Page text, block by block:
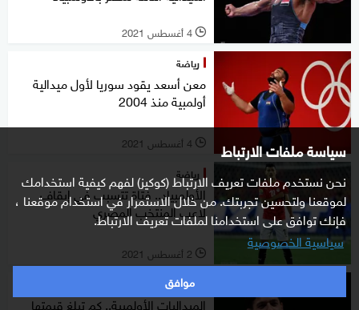
سياسة ملفات الارتباط
نحن نستخدم ملفات تعريف الارتباط (كوكيز) لفهم كيفية استخدامك
لموقعنا ولتحسين تجربتك. من خلال الاستمرار في استخدام موقعنا ،
فإنك توافق على استخدامنا لملفات تعريف الارتباط.
سياسية الخصوصية
موافق
l 4 أغسطس 2021
رياضة
معن أسعد يقود سوريا لأول ميدالية
أولمبية منذ 2004
l 4 أغسطس 2021
رياضة
الأولمبياد.. فتاة تتسبب في إيقاف
لاعب المنتخب المصري
l 2 أغسطس 2021
رياضة
الميداليات الأولمبية.. كم تبلغ قيمتها